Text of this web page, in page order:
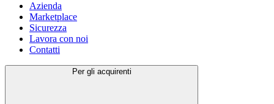
Azienda
Marketplace
Sicurezza
Lavora con noi
Contatti
Per gli acquirenti